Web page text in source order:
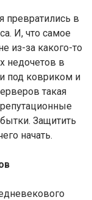
превратились в
И, что самое
из-за какого-то
недочетов в
под ковриком и
такая
Защитить
начать.